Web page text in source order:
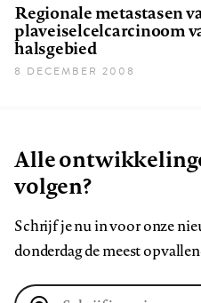
Regionale metastasen
plaveiselcelcarcinoom
halsgebied
8 DECEMBER 2008
Alle
volgen?
Schrijf je nu in voor onze
donderdag de meest